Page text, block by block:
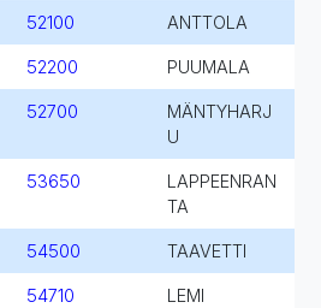
52100 ANTTOLA
52200 PUUMALA
52700
MÄNTYHARJ
U
53650
LAPPEENRAN
TA
54500 TAAVETTI
54710 LEMI